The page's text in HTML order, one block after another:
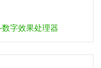
字效果处理器